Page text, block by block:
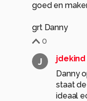
goed en
grt Danny
0
J jdekind
Danny
staat
ideaal